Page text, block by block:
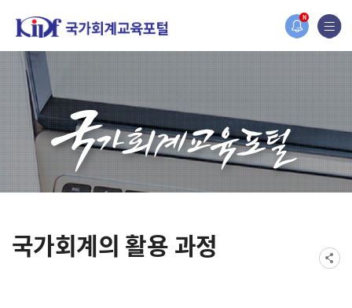
N
홈페이지가 새롭게 개편되었습니다.
한국조세재정연구원홈페이지가 새롭게 개설되었습니다.
국가회계의 활용 과정